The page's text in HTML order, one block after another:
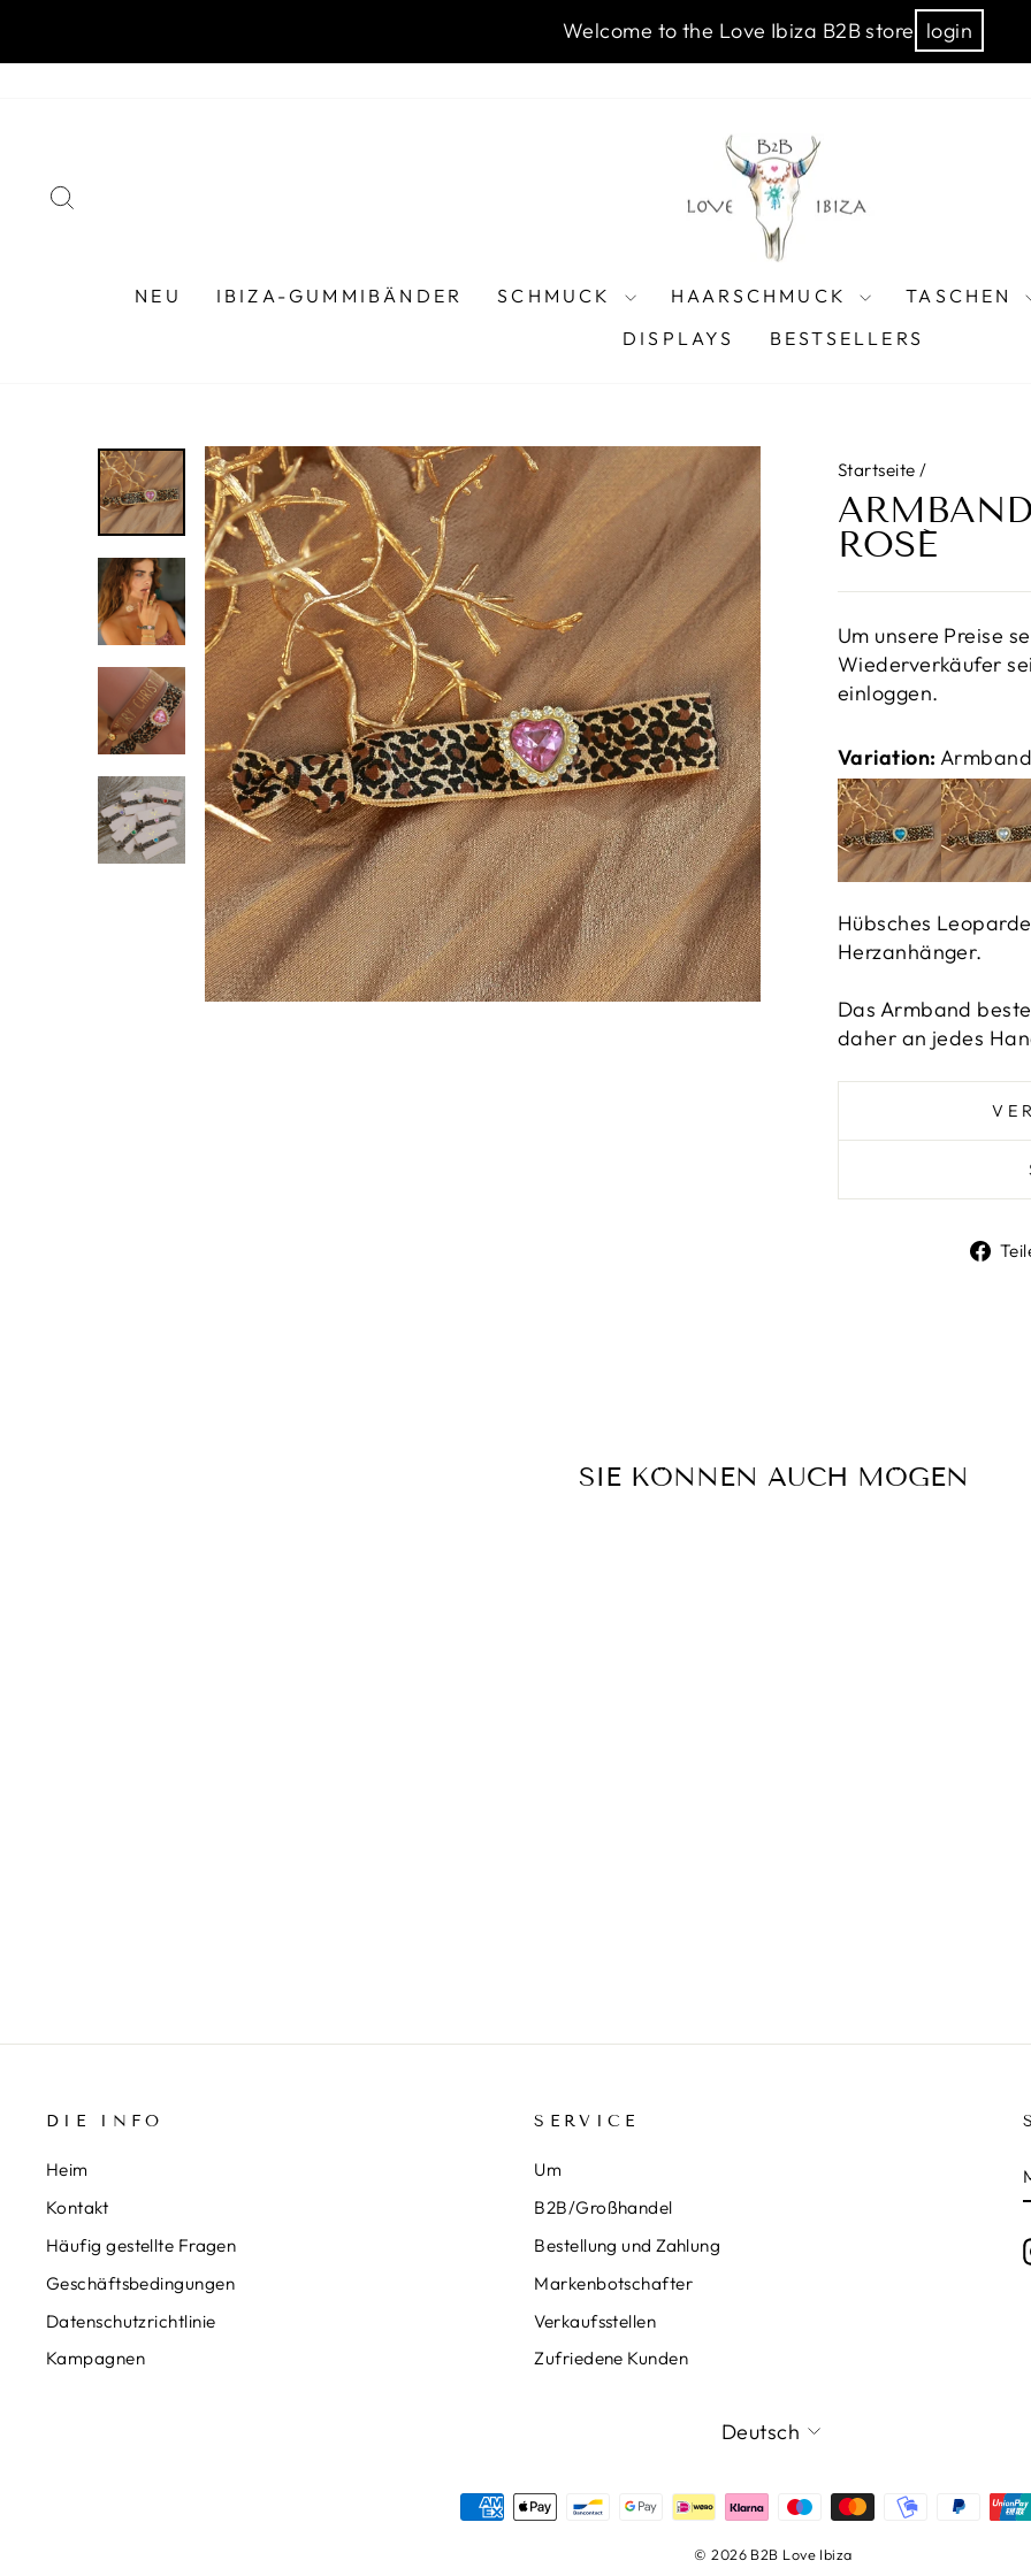
Welcome to the Love Ibiza B2B store login
NEU IBIZA-GUMMIBÄNDER SCHMUCK HAARSCHMUCK TASCHEN
DISPLAYS
BESTSELLERS
Startseite /
ROSÉ
Um unsere Preise
Wiederverkäufer
einloggen.
Variation:
Hübsches
Herzanhänger.
Das Armband
daher an jedes
SIE KÖNNEN AUCH MÖGEN
DIE INFO
Heim
Kontakt
Häufig gestellte Fragen
Geschäftsbedingungen
Datenschutzrichtlinie
Kampagnen
SERVICE
Um
B2B/Großhandel
Bestellung und Zahlung
Markenbotschafter
Verkaufsstellen
Zufriedene Kunden
SPRACHE
Deutsch
© 2026 B2B Love Ibiza